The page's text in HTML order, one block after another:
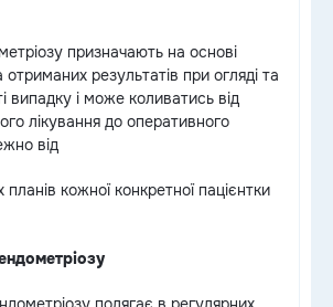
призначають на основі
отриманих результатів при огляді та
випадку і може коливатись від
лікування до оперативного
від
кожної конкретної пацієнтки